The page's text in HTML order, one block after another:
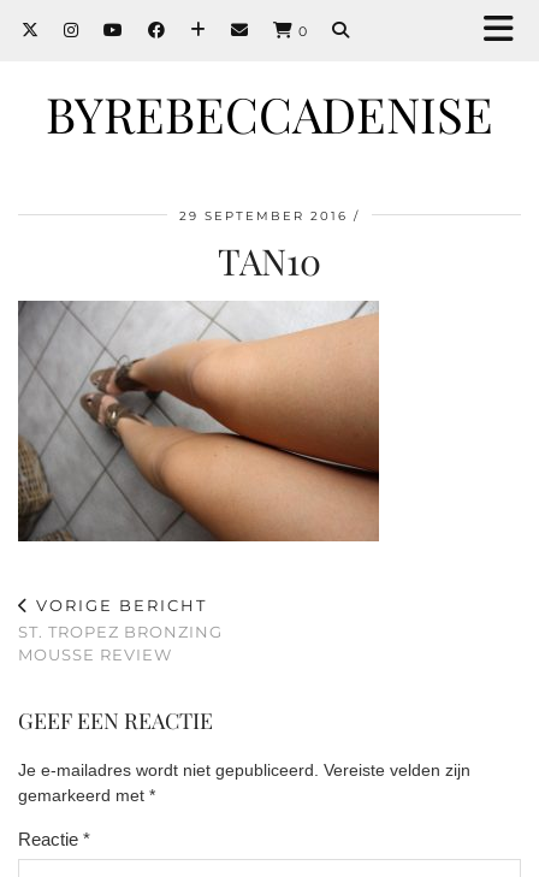
0
BYREBECCADENISE
29 SEPTEMBER 2016
TAN10
VORIGE BERICHT
ST. TROPEZ BRONZING
MOUSSE REVIEW
GEEF EEN REACTIE
Je e-mailadres wordt niet gepubliceerd. Vereiste velden zijn
gemarkeerd met *
Reactie *